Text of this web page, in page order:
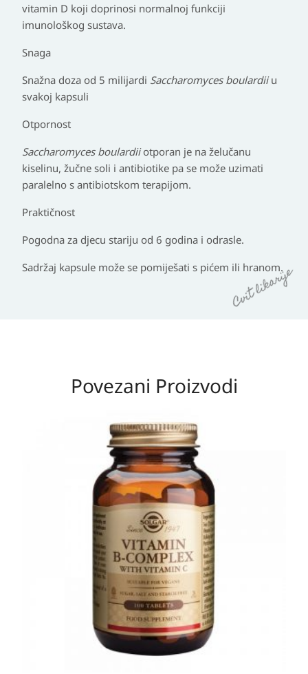
vitamin D koji doprinosi normalnoj funkciji
imunološkog sustava.
Snaga
Snažna doza od 5 milijardi Saccharomyces boulardiiu
svakoj kapsuli
Otpornost
Saccharomyces boulardiiotporan je na želučanu
kiselinu, žučne soli i antibiotike pa se može uzimati
paralelno s antibiotskom terapijom.
Praktičnost
Pogodna za djecu stariju od 6 godina i odrasle.
Sadržaj kapsule može se pomiješati s pićem ili hranom.
Povezani Proizvodi